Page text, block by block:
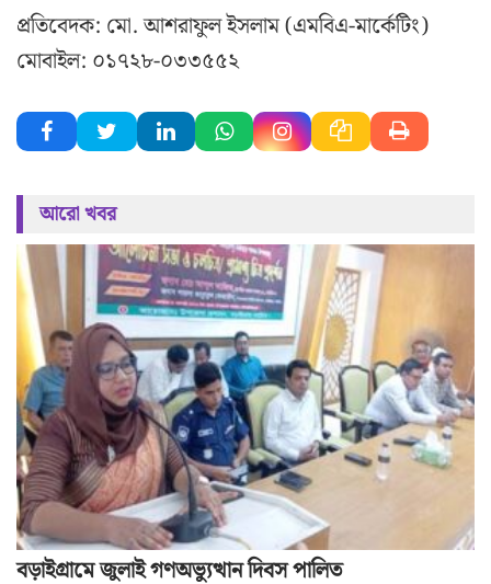
প্রতিবেদক: মো. আশরাফুল ইসলাম (এমবিএ-মার্কেটিং)
মোবাইল: ০১৭২৮-০৩৩৫৫২
আরো খবর
বড়াইগ্রামে জুলাই গণঅভ্যুত্থান দিবস পালিত